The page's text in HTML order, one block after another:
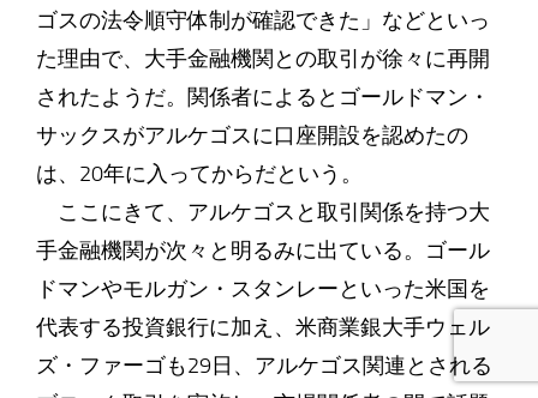
ゴスの法令順守体制が確認できた」などといっ
た理由で、大手金融機関との取引が徐々に再開
されたようだ。関係者によるとゴールドマン・
サックスがアルケゴスに口座開設を認めたの
は、20年に入ってからだという。
ここにきて、アルケゴスと取引関係を持つ大
手金融機関が次々と明るみに出ている。ゴール
ドマンやモルガン・スタンレーといった米国を
代表する投資銀行に加え、米商業銀大手ウェル
ズ・ファーゴも29日、アルケゴス関連とされる